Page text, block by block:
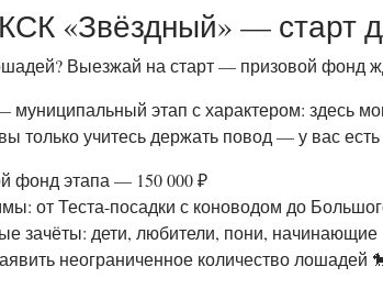
«Звёздный» — старт
Выезжай на старт — призовой фонд
муниципальный этап с характером: здесь
только учитесь держать повод — у вас есть
фонд этапа — 150 000 ₽
от Теста-посадки с коноводом до
зачёты: дети, любители, пони, начинающие
неограниченное количество лошадей